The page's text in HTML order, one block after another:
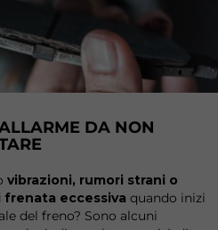
DA NON
vibrazioni, rumori strani o
frenata eccessiva quando inizi
del freno? Sono alcuni